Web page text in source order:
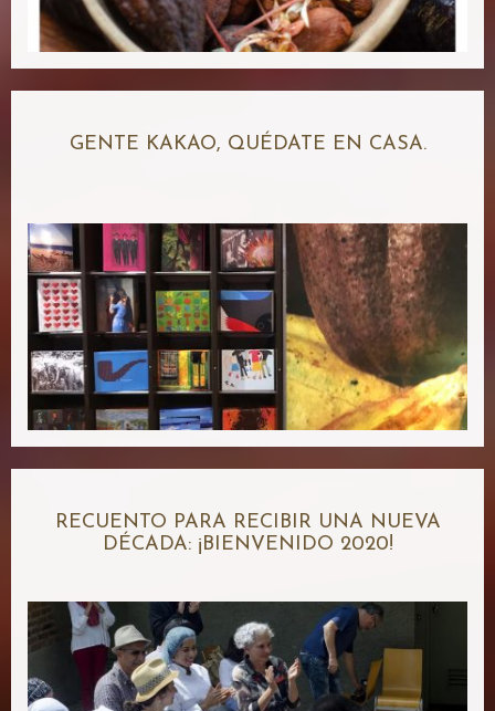
GENTE KAKAO, QUÉDATE EN CASA.
RECUENTO PARA RECIBIR UNA NUEVA
DÉCADA: ¡BIENVENIDO 2020!